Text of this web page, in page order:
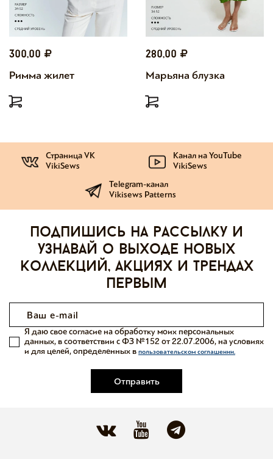
300,00
Римма жилет
280,00
Марьяна блузка
Страница VK
VikiSews
Канал на YouTube
VikiSews
Telegram-канал
Vikisews Patterns
Подпишись на рассылку и
узнавай о выходе новых
коллекций, акциях и трендах
первым
Отправить
Я даю свое согласие на обработку моих персональных
данных, в соответствии с ФЗ №152 от 22.07.2006, на условиях
и для целей, определенных в пользовательском соглашении.